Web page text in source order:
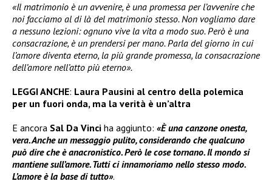
«Il matrimonio è un avvenire, è una promessa per l’avvenire che
noi facciamo al di là del matrimonio stesso. Non vogliamo dare
a nessuno lezioni: ognuno vive la vita a modo suo. Però è una
consacrazione, è un prendersi per mano. Parla del giorno in cui
l’amore diventa eterno, la più grande promessa, la consacrazione
dell’amore nell’atto più eterno».
LEGGI ANCHE: Laura Pausini al centro della polemica
per un fuori onda, ma la verità è un’altra
E ancora Sal Da Vinci ha aggiunto: «È una canzone onesta,
vera. Anche un messaggio pulito, considerando che qualcuno
può dire che è anacronistico. Però le cose tornano. Il mondo si
mantiene sull’amore. Tutti ci innamoriamo nello stesso modo.
L’amore è la base di tutto».